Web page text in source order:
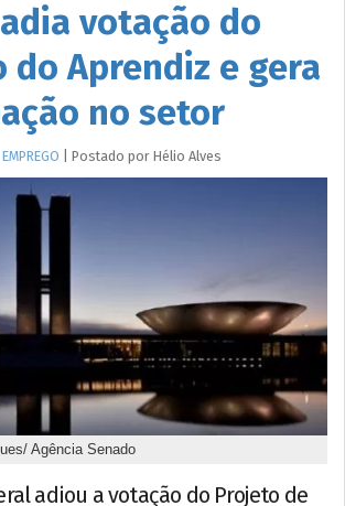
votação do
do Aprendiz e gera
no setor
EMPREGO Postado por Hélio Alves
Agência Senado
adiou a votação do Projeto de